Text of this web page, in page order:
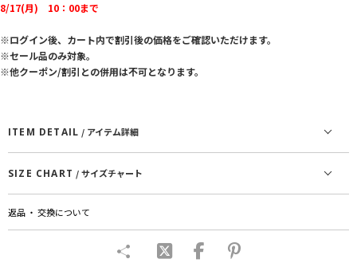
8/17(月) 10：00まで
※ログイン後、カート内で割引後の価格をご確認いただけます。
※セール品のみ対象。
※他クーポン/割引との併用は不可となります。
ITEM DETAIL / アイテム詳細
SIZE CHART / サイズチャート
返品 ・ 交換について